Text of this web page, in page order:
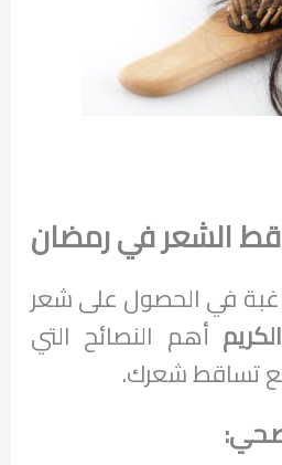
الشعر في رمضان
في الحصول على شعر
أهم النصائح التي
تساقط شعرك.